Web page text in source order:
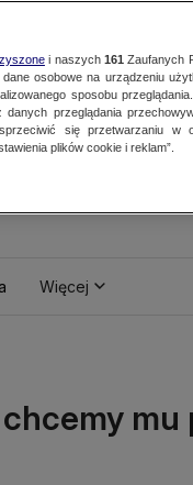
Więcej
i naszych 161 Zaufanych
osobowe na urządzeniu
sposobu
przeglądania
się przetwarzaniu w
plików cookie i reklam”.